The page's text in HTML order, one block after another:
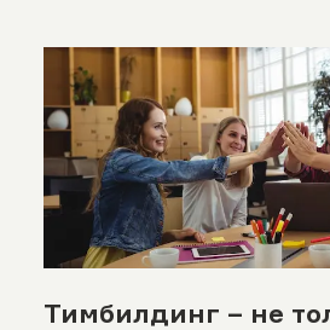
Тимбилдинг – не